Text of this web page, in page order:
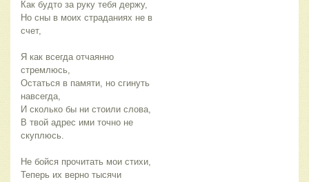
Как будто за руку тебя держу,
Но сны в моих страданиях не в
счет,
Я как всегда отчаянно
стремлюсь,
Остаться в памяти, но сгинуть
навсегда,
И сколько бы ни стоили слова,
В твой адрес ими точно не
скуплюсь.
Не бойся прочитать мои стихи,
Теперь их верно тысячи